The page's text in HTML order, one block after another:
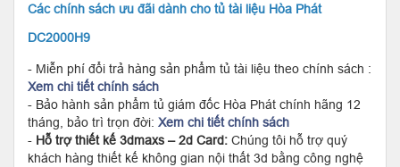
Các chính sách ưu đãi dành cho tủ tài liệu Hòa Phát
DC2000H9
- Miễn phí đổi trả hàng sản phẩm tủ tài liệu theo chính sách :
Xem chi tiết chính sách
- Bảo hành sản phẩm tủ giám đốc Hòa Phát chính hãng 12
tháng, bảo trì trọn đời: Xem chi tiết chính sách
- Hỗ trợ thiết kế 3dmaxs – 2d Card: Chúng tôi hỗ trợ quý
khách hàng thiết kế không gian nội thất 3d bằng công nghệ